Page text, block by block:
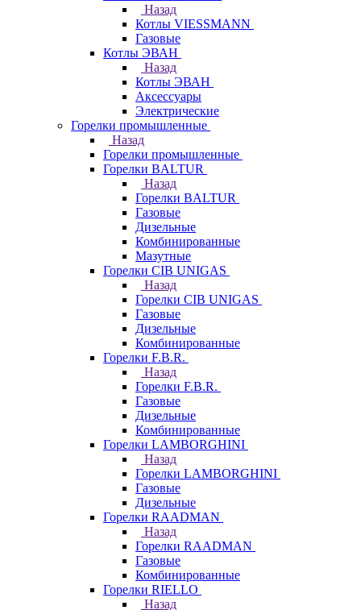
Назад
Котлы VIESSMANN
Газовые
Котлы ЭВАН
Назад
Котлы ЭВАН
Аксессуары
Электрические
Горелки промышленные
Назад
Горелки промышленные
Горелки BALTUR
Назад
Горелки BALTUR
Газовые
Дизельные
Комбинированные
Мазутные
Горелки CIB UNIGAS
Назад
Горелки CIB UNIGAS
Газовые
Дизельные
Комбинированные
Горелки F.B.R.
Назад
Горелки F.B.R.
Газовые
Дизельные
Комбинированные
Горелки LAMBORGHINI
Назад
Горелки LAMBORGHINI
Газовые
Дизельные
Горелки RAADMAN
Назад
Горелки RAADMAN
Газовые
Комбинированные
Горелки RIELLO
Назад